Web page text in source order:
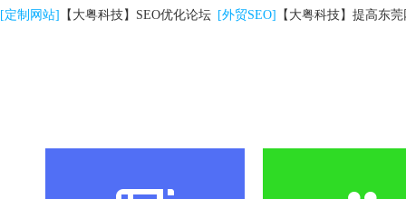
单的事情
[定制网站] 【大粤科技】SEO优化论坛 助？
[外贸SEO] 【大粤科技】提高东